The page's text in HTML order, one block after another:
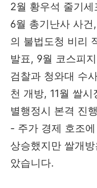
2월 황우석 줄기
6월 총기난사 사
의 불법도청 비리
발표, 9월 코스피
검찰과 청와대 수
천 개방, 11월 쌀
별행정시 본격 진행
- 주가 경제 호조
상승했지만 쌀개
았습니다.